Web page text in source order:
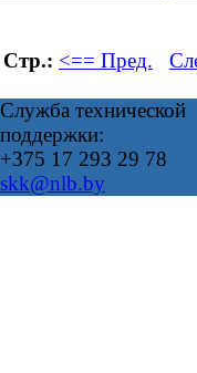
Стр.: <== Пред.
Служба технической
поддержки:
+375 17 293 29 78
skk@nlb.by